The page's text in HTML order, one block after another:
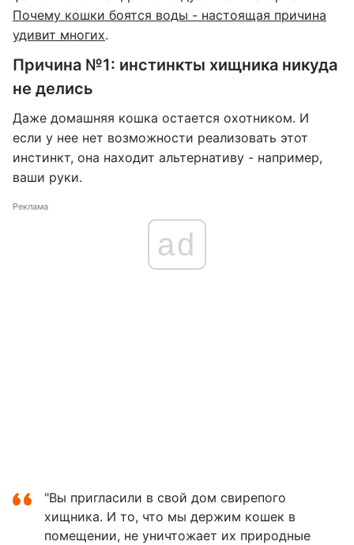
Почему кошки боятся воды - настоящая причина
удивит многих.
Причина №1: инстинкты хищника никуда
не делись
Даже домашняя кошка остается охотником. И
если у нее нет возможности реализовать этот
инстинкт, она находит альтернативу - например,
ваши руки.
Реклама
ad
"Вы пригласили в свой дом свирепого
хищника. И то, что мы держим кошек в
помещении, не уничтожает их природные